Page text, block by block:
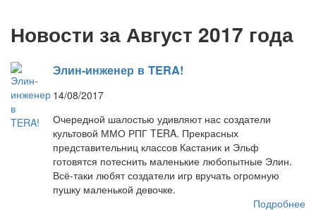
Новости за Август 2017 года
Элин-инженер в TERA!
14/08/2017
Очередной шалостью удивляют нас создатели
культовой ММО РПГ TERA. Прекрасных
представительниц классов Кастаник и Эльф
готовятся потеснить маленькие любопытные Элин.
Всё-таки любят создатели игр вручать огромную
пушку маленькой девочке.
Подробнее